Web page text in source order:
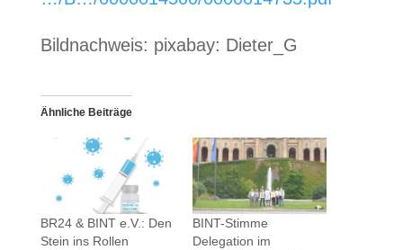
Bildnachweis: pixabay: Dieter_G
Ähnliche Beiträge
BR24 & BINT e.V.: Den
Stein ins Rollen
BINT-Stimme
Delegation im